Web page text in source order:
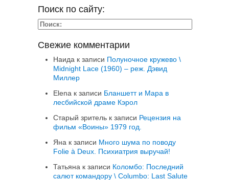
Поиск по сайту:
Свежие комментарии
Наида к записи Полуночное кружево \
Midnight Lace (1960) – реж. Дэвид
Миллер
Elena к записи Бланшетт и Мара в
лесбийской драме Кэрол
Старый зритель к записи Рецензия на
фильм «Воины» 1979 год.
Яна к записи Много шума по поводу
Folie à Deux. Психиатрия выручай!
Татьяна к записи Коломбо: Последний
салют командору \ Columbo: Last Salute